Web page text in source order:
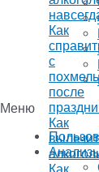
Как
с
после
Как
Меню